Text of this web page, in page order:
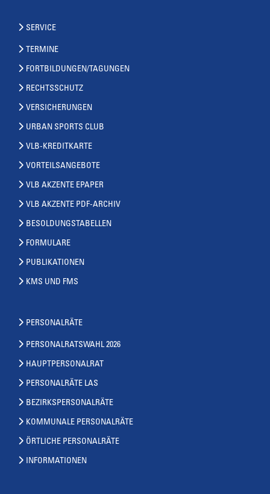
SERVICE
TERMINE
FORTBILDUNGEN/TAGUNGEN
RECHTSSCHUTZ
VERSICHERUNGEN
URBAN SPORTS CLUB
VLB-KREDITKARTE
VORTEILSANGEBOTE
VLB AKZENTE EPAPER
VLB AKZENTE PDF-ARCHIV
BESOLDUNGSTABELLEN
FORMULARE
PUBLIKATIONEN
KMS UND FMS
PERSONALRÄTE
PERSONALRATSWAHL 2026
HAUPTPERSONALRAT
PERSONALRÄTE LAS
BEZIRKSPERSONALRÄTE
KOMMUNALE PERSONALRÄTE
ÖRTLICHE PERSONALRÄTE
INFORMATIONEN